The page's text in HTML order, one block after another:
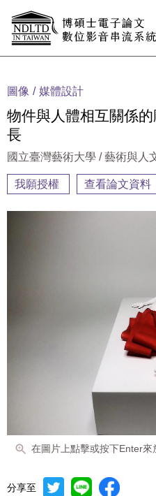
圖像 媒體設計
物件與人體相互關係
長
國立臺灣藝術大學 / 藝術與人
我願授權 查看論文資料
在圖片上點擊或按下Enter來
分享至